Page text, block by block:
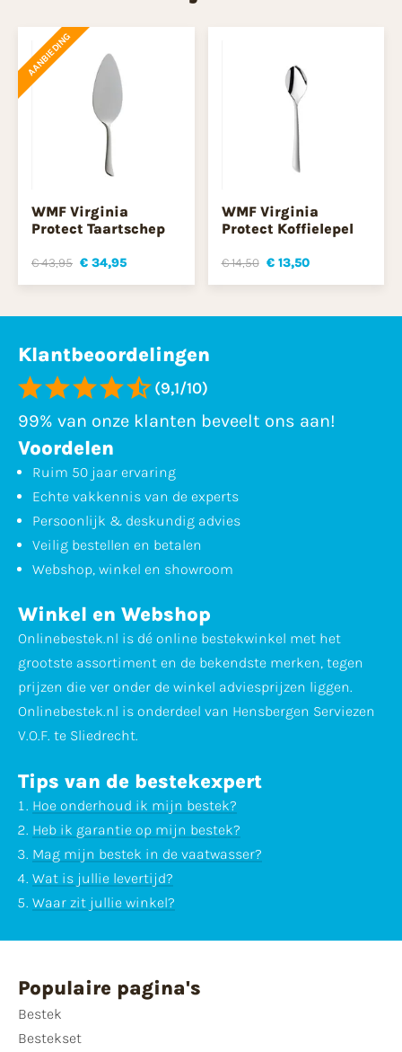
AANBIEDING
WMF Virginia
Protect Taartschep
€ 43,95 € 34,95
WMF Virginia
Protect Koffielepel
€ 14,50 € 13,50
Klantbeoordelingen
(9,1/10)
99% van onze klanten beveelt ons aan!
Voordelen
Ruim 50 jaar ervaring
Echte vakkennis van de experts
Persoonlijk & deskundig advies
Veilig bestellen en betalen
Webshop, winkel en showroom
Winkel en Webshop
Onlinebestek.nl is dé online bestekwinkel met het
grootste assortiment en de bekendste merken, tegen
prijzen die ver onder de winkel adviesprijzen liggen.
Onlinebestek.nl is onderdeel van Hensbergen Serviezen
V.O.F. te Sliedrecht.
Tips van de bestekexpert
Hoe onderhoud ik mijn bestek?
Heb ik garantie op mijn bestek?
Mag mijn bestek in de vaatwasser?
Wat is jullie levertijd?
Waar zit jullie winkel?
Populaire pagina's
Bestek
Bestekset